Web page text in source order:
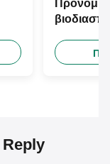
πάντα
σκεύη